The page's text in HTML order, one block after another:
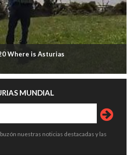
Where is Asturias
MUNDIAL
nuestras noticias destacadas y las